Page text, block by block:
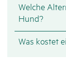
Welche
Hund?
Was kostet